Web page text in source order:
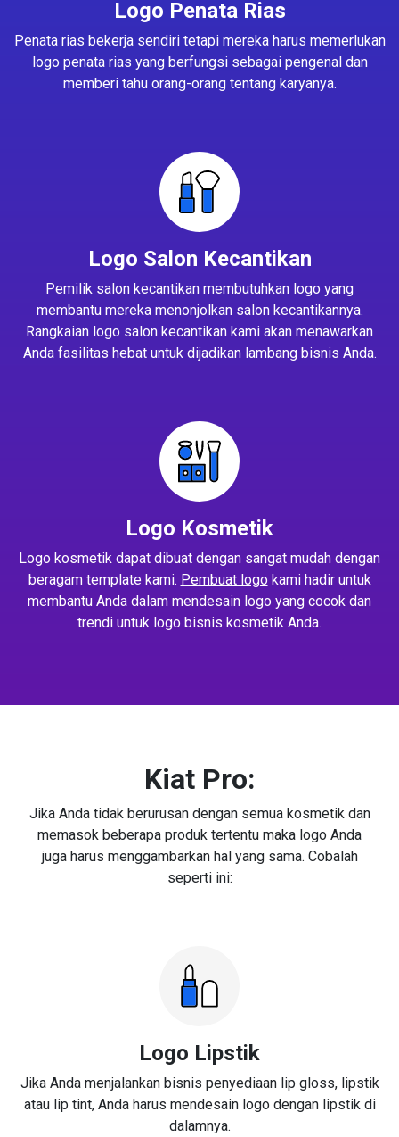
Logo Penata Rias
Penata rias bekerja sendiri tetapi mereka harus memerlukan
logo penata rias yang berfungsi sebagai pengenal dan
memberi tahu orang-orang tentang karyanya.
Logo Salon Kecantikan
Pemilik salon kecantikan membutuhkan logo yang
membantu mereka menonjolkan salon kecantikannya.
Rangkaian logo salon kecantikan kami akan menawarkan
Anda fasilitas hebat untuk dijadikan lambang bisnis Anda.
Logo Kosmetik
Logo kosmetik dapat dibuat dengan sangat mudah dengan
beragam template kami. Pembuat logokami hadir untuk
membantu Anda dalam mendesain logo yang cocok dan
trendi untuk logo bisnis kosmetik Anda.
Kiat Pro:
Jika Anda tidak berurusan dengan semua kosmetik dan
memasok beberapa produk tertentu maka logo Anda
juga harus menggambarkan hal yang sama. Cobalah
seperti ini:
Logo Lipstik
Jika Anda menjalankan bisnis penyediaan lip gloss, lipstik
atau lip tint, Anda harus mendesain logo dengan lipstik di
dalamnya.